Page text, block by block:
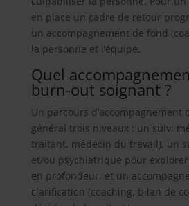
en place un cadre de retour
un accompagnement de fond
la personne et l’équipe.
Quel
burn-out soignant ?
Un parcours d’accompagnement
général trois niveaux : un suivi
traitant, médecin du travail), un
et/ou psychiatrique pour explorer
en profondeur, et un
clarification (coaching, bilan de